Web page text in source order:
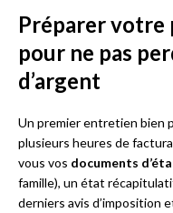
Préparer votre
pour ne pas
d’argent
Un premier entretien bien
plusieurs heures de
vous vos documents
famille), un état
derniers avis d’imposition